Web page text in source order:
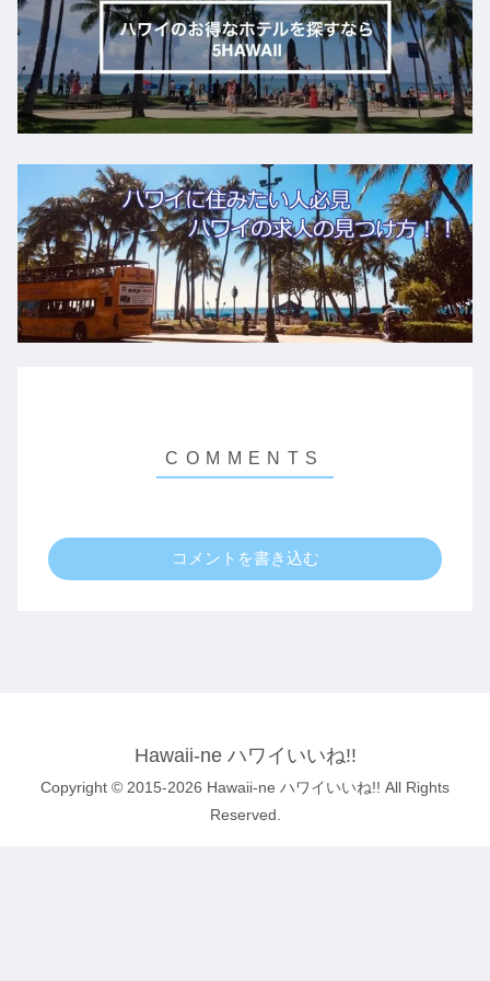
コメントを書き込む
Hawaii-ne ハワイいいね!!
Copyright © 2015-2026 Hawaii-ne ハワイいいね!! All Rights
Reserved.